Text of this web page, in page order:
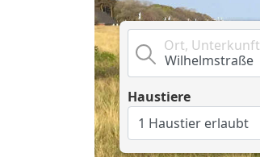
Ort, Unterkunft
Haustiere